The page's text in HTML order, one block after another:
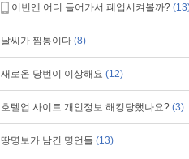
이번엔 어디 들어가서 폐업시켜볼까?
날씨가 찜통이다 (8)
새로온 당번이 이상해요 (12)
호텔업 사이트 개인정보 해킹당했나요? (3)
땅명보가 남긴 명언들 (13)